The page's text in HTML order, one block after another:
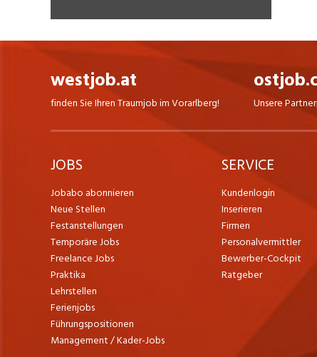
westjob.at
finden Sie Ihren Traumjob im Vorarlberg! Unsere
JOBS
Jobabo abonnieren
Neue Stellen
Festanstellungen
Temporäre Jobs
Freelance Jobs
Praktika
Lehrstellen
Ferienjobs
Führungspositionen
Management / Kader-Jobs
SERVICE
Kundenlogin
Inserieren
Firmen
Personalvermittler
Bewerber-Cockpit
Ratgeber